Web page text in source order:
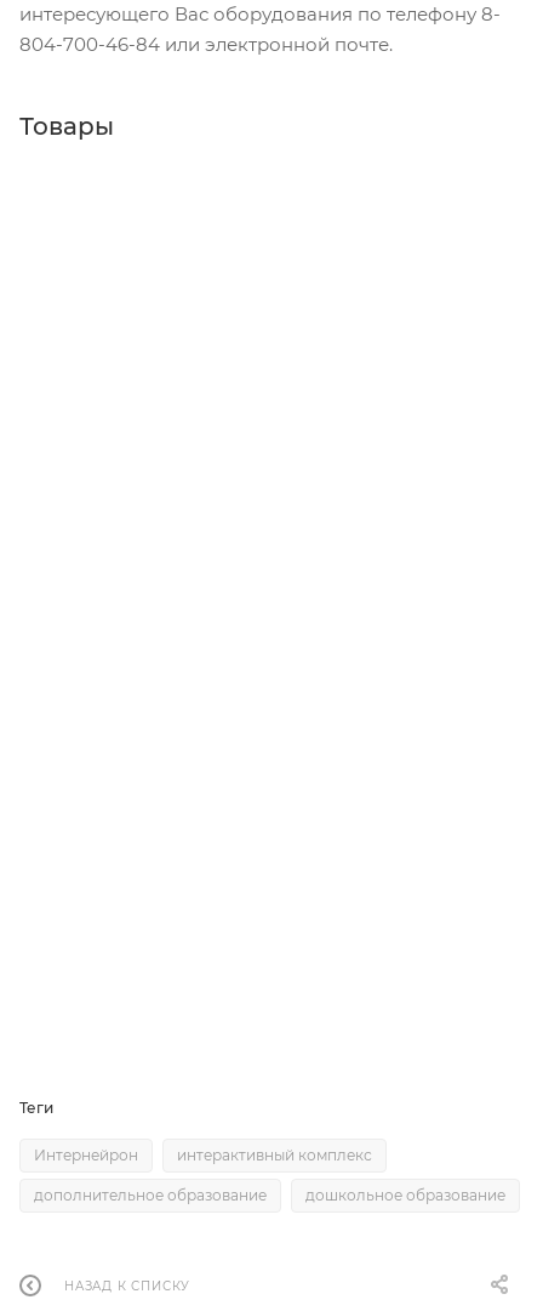
интересующего Вас оборудования по телефону 8-
804-700-46-84 или электронной почте.
Товары
Теги
Интернейрон интерактивный комплекс
дополнительное образование дошкольное образование
НАЗАД К СПИСКУ